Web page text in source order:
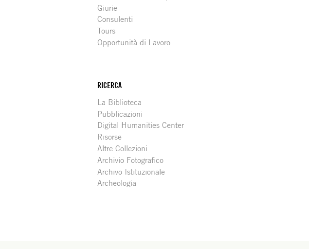
Giurie
Consulenti
Tours
Opportunità di Lavoro
RICERCA
La Biblioteca
Pubblicazioni
Digital Humanities Center
Risorse
Altre Collezioni
Archivio Fotografico
Archivo Istituzionale
Archeologia